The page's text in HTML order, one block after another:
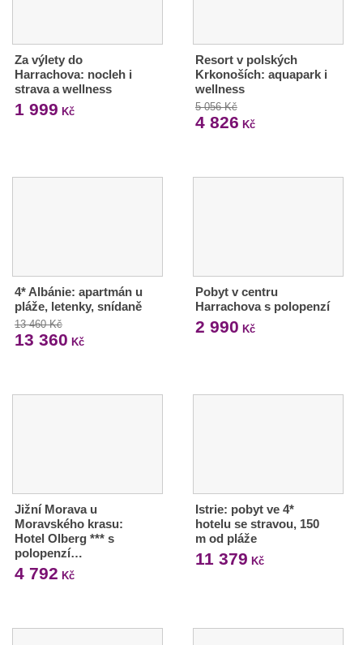
Za výlety do
Harrachova: nocleh i
strava a wellness
1 999 Kč
Resort v polských
Krkonoších: aquapark i
wellness
5 056 Kč
4 826 Kč
4* Albánie: apartmán u
pláže, letenky, snídaně
13 460 Kč
13 360 Kč
Pobyt v centru
Harrachova s polopenzí
2 990 Kč
Jižní Morava u
Moravského krasu:
Hotel Olberg *** s
polopenzí…
4 792 Kč
Istrie: pobyt ve 4*
hotelu se stravou, 150
m od pláže
11 379 Kč